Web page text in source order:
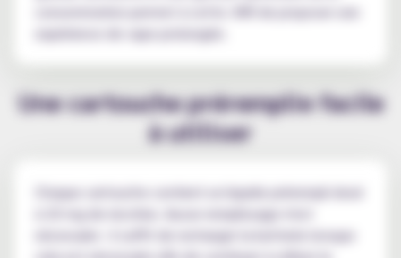
consommation permet à cette JNR de proposer une
expérience de vape prolongée.
Une cartouche préremplie facile
à utiliser
Chaque cartouche contient un liquide prérempli dosé
à 20 mg de nicotine. Aucun remplissage n'est
nécessaire : il suffit de recharger la batterie lorsque